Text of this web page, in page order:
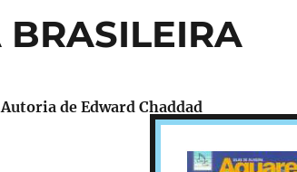
Autoria de Edward Chaddad